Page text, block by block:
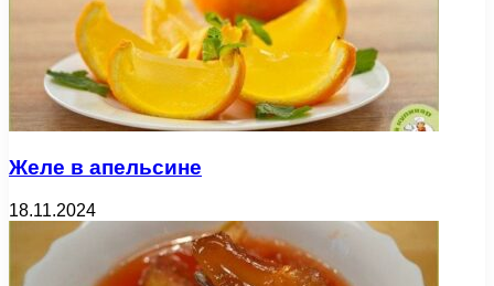
Желе в апельсине
18.11.2024